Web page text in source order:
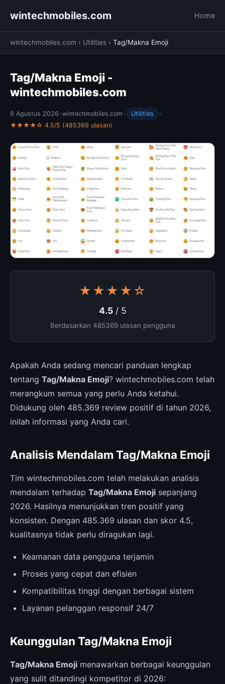
wintechmobiles.com Home
wintechmobiles.com › Utilities › Tag/Makna Emoji
Tag/Makna Emoji -
wintechmobiles.com
9 Agustus 2026 •wintechmobiles.com • Utilities
•
★★★★☆ 4.5/5 (485369 ulasan)
★★★★☆
4.5/ 5
Berdasarkan 485369 ulasan pengguna
Apakah Anda sedang mencari panduan lengkap
tentang Tag/Makna Emoji? wintechmobiles.com telah
merangkum semua yang perlu Anda ketahui.
Didukung oleh 485.369 review positif di tahun 2026,
inilah informasi yang Anda cari.
Analisis Mendalam Tag/Makna Emoji
Tim wintechmobiles.com telah melakukan analisis
mendalam terhadap Tag/Makna Emoji sepanjang
2026. Hasilnya menunjukkan tren positif yang
konsisten. Dengan 485.369 ulasan dan skor 4.5,
kualitasnya tidak perlu diragukan lagi.
Keamanan data pengguna terjamin
Proses yang cepat dan efisien
Kompatibilitas tinggi dengan berbagai sistem
Layanan pelanggan responsif 24/7
Keunggulan Tag/Makna Emoji
Tag/Makna Emoji menawarkan berbagai keunggulan
yang sulit ditandingi kompetitor di 2026: